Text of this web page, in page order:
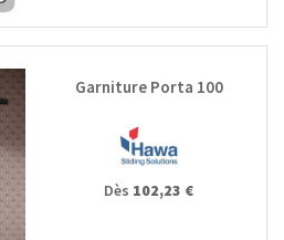
Garniture Porta 100
Dès 102,23 €